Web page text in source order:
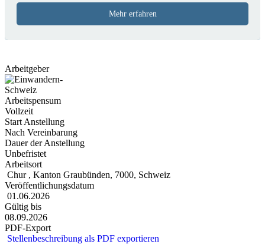
Mehr erfahren
Arbeitgeber
Arbeitspensum
Vollzeit
Start Anstellung
Nach Vereinbarung
Dauer der Anstellung
Unbefristet
Arbeitsort
Chur , Kanton Graubünden, 7000, Schweiz
Veröffentlichungsdatum
01.06.2026
Gültig bis
08.09.2026
PDF-Export
Stellenbeschreibung als PDF exportieren